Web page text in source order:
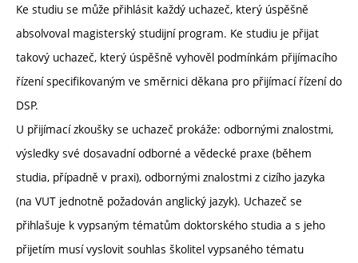
Ke studiu se může přihlásit každý uchazeč, který úspěšně
absolvoval magisterský studijní program. Ke studiu je přijat
takový uchazeč, který úspěšně vyhověl podmínkám přijímacího
řízení specifikovaným ve směrnici děkana pro přijímací řízení do
DSP.
U přijímací zkoušky se uchazeč prokáže: odbornými znalostmi,
výsledky své dosavadní odborné a vědecké praxe (během
studia, případně v praxi), odbornými znalostmi z cizího jazyka
(na VUT jednotně požadován anglický jazyk). Uchazeč se
přihlašuje k vypsaným tématům doktorského studia a s jeho
přijetím musí vyslovit souhlas školitel vypsaného tématu